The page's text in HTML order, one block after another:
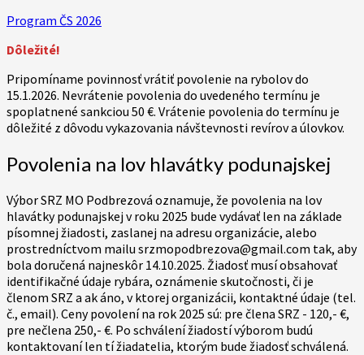
Program ČS 2026
Dôležité!
Pripomíname povinnosť vrátiť povolenie na rybolov do
15.1.2026. Nevrátenie povolenia do uvedeného termínu je
spoplatnené sankciou 50 €. Vrátenie povolenia do termínu je
dôležité z dôvodu vykazovania návštevnosti revírov a úlovkov.
Povolenia na lov hlavátky podunajskej
Výbor SRZ MO Podbrezová oznamuje, že povolenia na lov
hlavátky podunajskej v roku 2025 bude vydávať len na základe
písomnej žiadosti, zaslanej na adresu organizácie, alebo
prostredníctvom mailu srzmopodbrezova@gmail.com tak, aby
bola doručená najneskôr 14.10.2025. Žiadosť musí obsahovať
identifikačné údaje rybára, oznámenie skutočnosti, či je
členom SRZ a ak áno, v ktorej organizácii, kontaktné údaje (tel.
č., email). Ceny povolení na rok 2025 sú: pre člena SRZ - 120,- €,
pre nečlena 250,- €. Po schválení žiadostí výborom budú
kontaktovaní len tí žiadatelia, ktorým bude žiadosť schválená.